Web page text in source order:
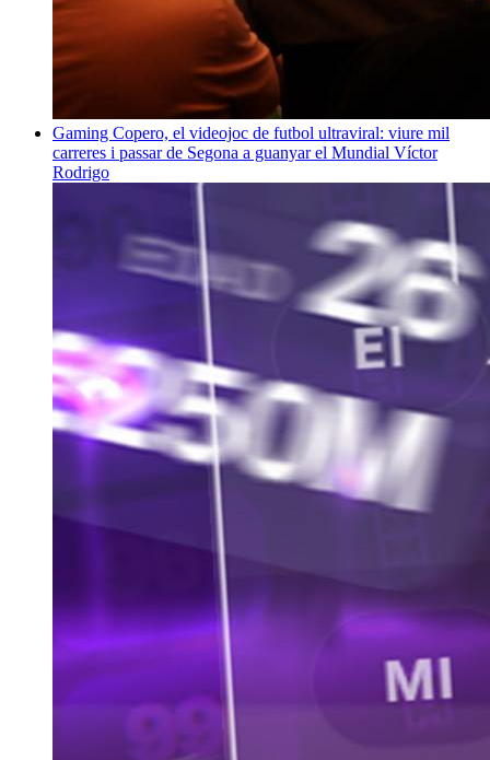
Gaming Copero, el videojoc de futbol ultraviral: viure mil
carreres i passar de Segona a guanyar el Mundial Víctor
Rodrigo